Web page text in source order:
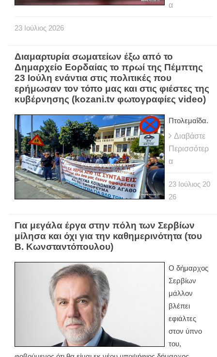
α
23 Ιούλιος 2026
Διαμαρτυρία σωματείων έξω από το
Δημαρχείο Εορδαίας το πρωί της Πέμπτης
23 Ιούλη ενάντια στις πολιτικές που
ερήμωσαν τον τόπο μας και στις φιέστες της
κυβέρνησης (kozani.tv φωτογραφίες video)
Πτολεμαΐδα.
Διαβάστε
Περισσότερ
α
23 Ιούλιος 20
26
Για μεγάλα έργα στην πόλη των Σερβίων
μίλησα και όχι για την καθημερινότητα (του
Β. Κωνσταντόπουλου)
Ο δήμαρχος
Σερβίων
μάλλον
βλέπει
εφιάλτες
στον ύπνο
του,